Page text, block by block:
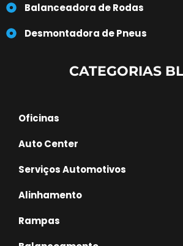
Balanceadora de Rodas
Desmontadora de Pneus
CATEGORIAS
Oficinas
Auto Center
Serviços Automotivos
Alinhamento
Rampas